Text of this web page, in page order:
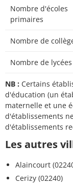
Nombre d'écoles
primaires
Nombre de
Nombre de lycées
NB : Certains
d'éducation (un
maternelle et une
d'établissements
d'établissements
Les autres
Alaincourt
Cerizy (02240)